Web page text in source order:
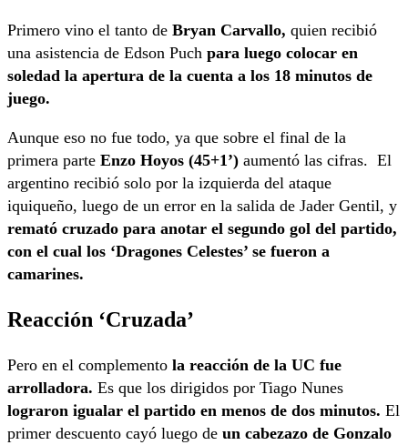
Primero vino el tanto de Bryan Carvallo, quien recibió
una asistencia de Edson Puch para luego colocar en
soledad la apertura de la cuenta a los 18 minutos de
juego.
Aunque eso no fue todo, ya que sobre el final de la
primera parte Enzo Hoyos (45+1’) aumentó las cifras. El
argentino recibió solo por la izquierda del ataque
iquiqueño, luego de un error en la salida de Jader Gentil, y
remató cruzado para anotar el segundo gol del partido,
con el cual los ‘Dragones Celestes’ se fueron a
camarines.
Reacción ‘Cruzada’
Pero en el complemento la reacción de la UC fue
arrolladora. Es que los dirigidos por Tiago Nunes
lograron igualar el partido en menos de dos minutos. El
primer descuento cayó luego de un cabezazo de Gonzalo